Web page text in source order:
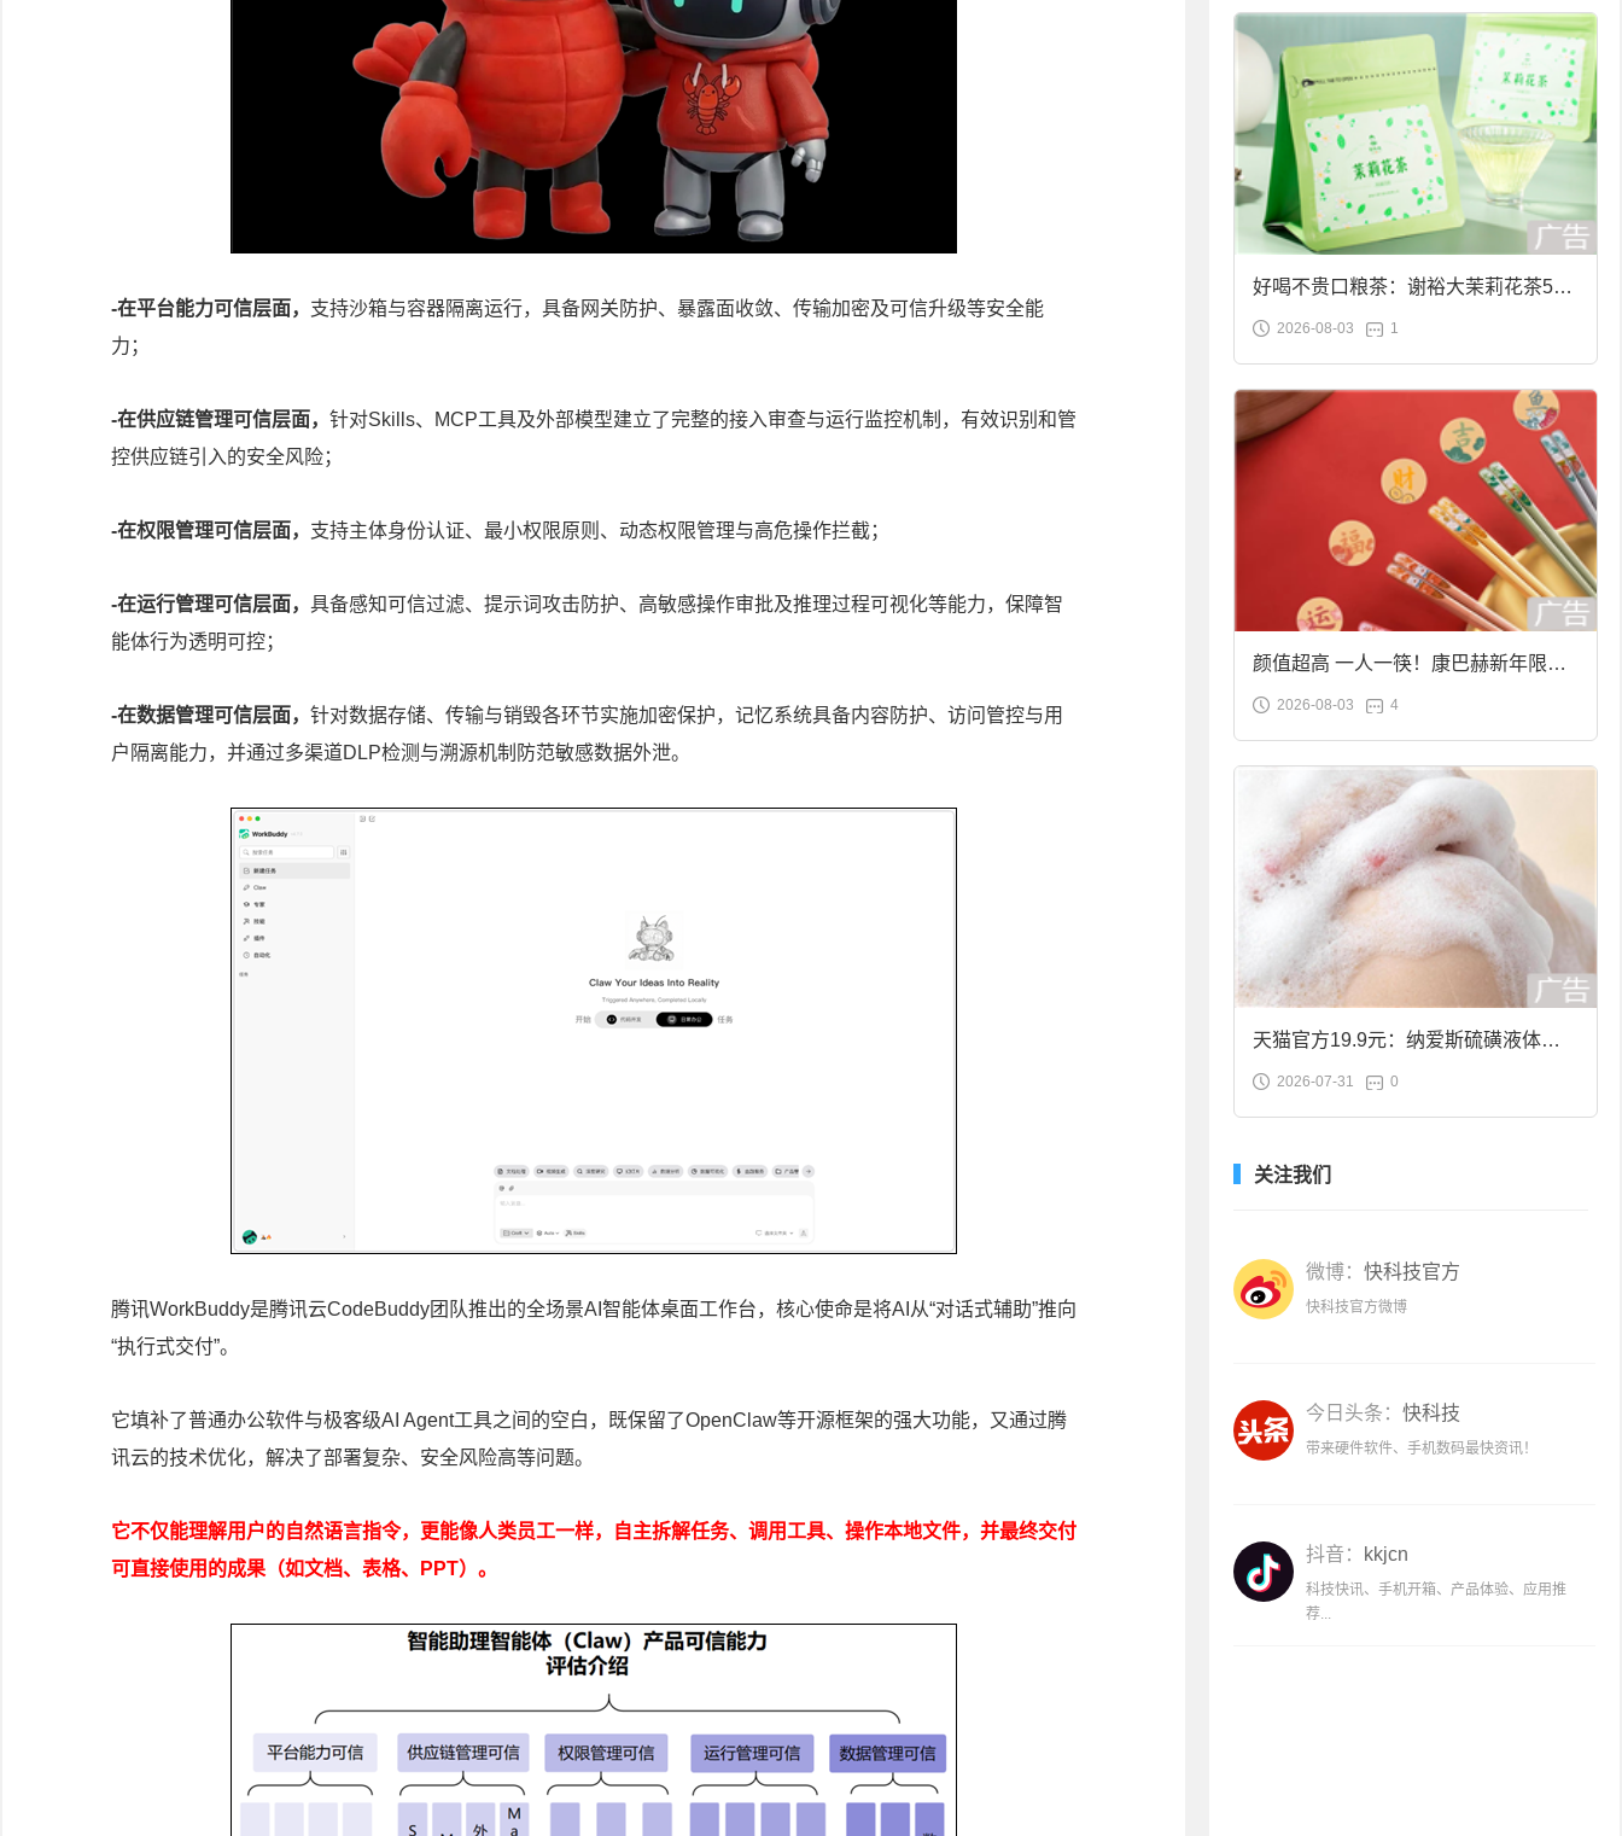
-在平台能力可信层面， 支持沙箱与容器隔离运行，具备网关防护、暴露面收敛、传输加密及可信升级等安全能
力；
-在供应链管理可信层面， 针对Skills、MCP工具及外部模型建立了完整的接入审查与运行监控机制，有效识别和管
控供应链引入的安全风险；
-在权限管理可信层面， 支持主体身份认证、最小权限原则、动态权限管理与高危操作拦截；
-在运行管理可信层面， 具备感知可信过滤、提示词攻击防护、高敏感操作审批及推理过程可视化等能力，保障智
能体行为透明可控；
-在数据管理可信层面， 针对数据存储、传输与销毁各环节实施加密保护，记忆系统具备内容防护、访问管控与用
户隔离能力，并通过多渠道DLP检测与溯源机制防范敏感数据外泄。
腾讯WorkBuddy是腾讯云CodeBuddy团队推出的全场景AI智能体桌面工作台，核心使命是将AI从“对话式辅助”推向
“执行式交付”。
它填补了普通办公软件与极客级AI Agent工具之间的空白，既保留了OpenClaw等开源框架的强大功能，又通过腾
讯云的技术优化，解决了部署复杂、安全风险高等问题。
它不仅能理解用户的自然语言指令，更能像人类员工一样，自主拆解任务、调用工具、操作本地文件，并最终交付
可直接使用的成果（如文档、表格、PPT）。
好喝不贵口粮茶：谢裕大茉莉花茶50g
袋装9.9元到手
2026-08-03 1
颜值超高 一人一筷！康巴赫新年限定
合金筷子大促：19.9元
2026-08-03 4
天猫官方19.9元：纳爱斯硫磺液体香
皂2斤大促
2026-07-31 0
关注我们
微博： 快科技官方
快科技官方微博
今日头条： 快科技
带来硬件软件、手机数码最快资讯！
抖音： kkjcn
科技快讯、手机开箱、产品体验、应用推
荐...